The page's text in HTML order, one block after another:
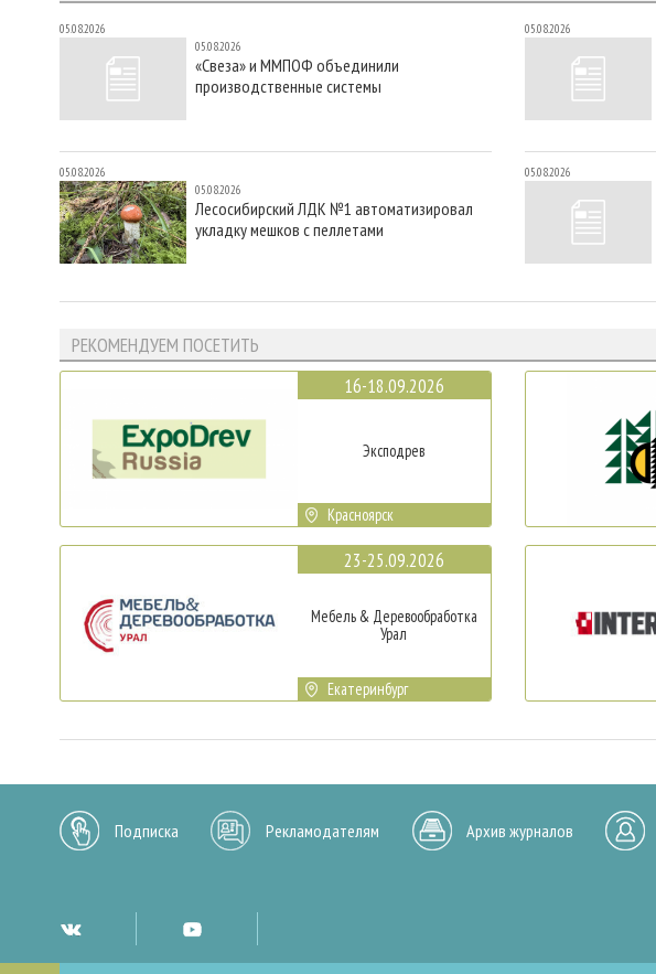
05.08.2026
05.08.2026
«Свеза» и ММПОФ объединили
производственные системы
05.08.2026
05.08.2026
Лесосибирский ЛДК №1 автоматизировал
укладку мешков с пеллетами
05.08.2026
05.08.2026
РЕКОМЕНДУЕМ ПОСЕТИТЬ
16-18.09.2026
Эксподрев
Красноярск
23-25.09.2026
Мебель & Деревообработка
Урал
Екатеринбург
Подписка Рекламодателям Архив журналов